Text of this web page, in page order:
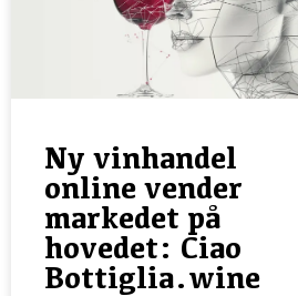
Ny vinhandel
online vender
markedet på
hovedet: Ciao
Bottiglia.wine